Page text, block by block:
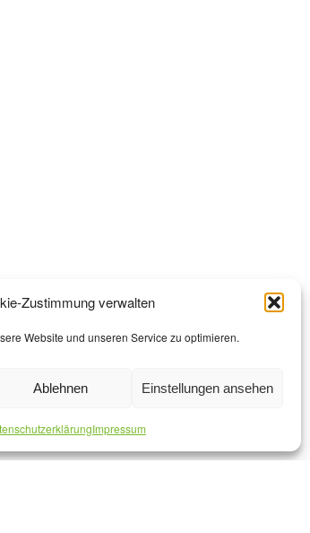
Zustimmung verwalten
Website und unseren Service zu optimieren.
Ablehnen Einstellungen ansehen
Impressum